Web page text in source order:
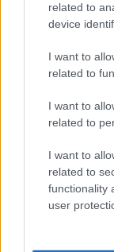
related to
device
I want to
related to
I want to
related to
I want to
related to
functionality
user
de cocina
Lucía Fernández · 3
CONSEJOS DE